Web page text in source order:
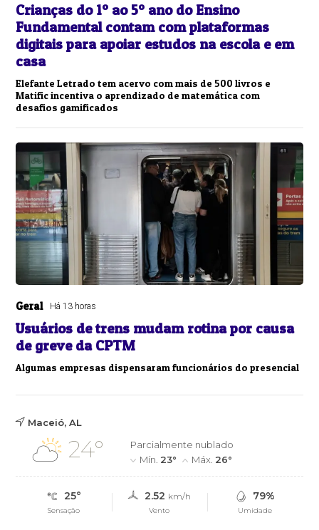
Crianças do 1º ao 5º ano do Ensino
Fundamental contam com plataformas
digitais para apoiar estudos na escola e em
casa
Elefante Letrado tem acervo com mais de 500 livros e
Matific incentiva o aprendizado de matemática com
desafios gamificados
Geral Há 13 horas
Usuários de trens mudam rotina por causa
de greve da CPTM
Algumas empresas dispensaram funcionários do presencial
Maceió, AL
24°
Parcialmente nublado
Mín. 23° Máx. 26°
25°
Sensação
2.52 km/h
Vento
79%
Umidade